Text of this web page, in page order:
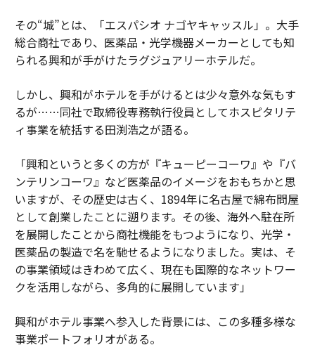
その“城”とは、「エスパシオ ナゴヤキャッスル」。大手
総合商社であり、医薬品・光学機器メーカーとしても知
られる興和が手がけたラグジュアリーホテルだ。
しかし、興和がホテルを手がけるとは少々意外な気もす
るが……同社で取締役専務執行役員としてホスピタリテ
ィ事業を統括する田渕浩之が語る。
「興和というと多くの方が『キューピーコーワ』や『バ
ンテリンコーワ』など医薬品のイメージをおもちかと思
いますが、その歴史は古く、1894年に名古屋で綿布問屋
として創業したことに遡ります。その後、海外へ駐在所
を展開したことから商社機能をもつようになり、光学・
医薬品の製造で名を馳せるようになりました。実は、そ
の事業領域はきわめて広く、現在も国際的なネットワー
クを活用しながら、多角的に展開しています」
興和がホテル事業へ参入した背景には、この多種多様な
事業ポートフォリオがある。